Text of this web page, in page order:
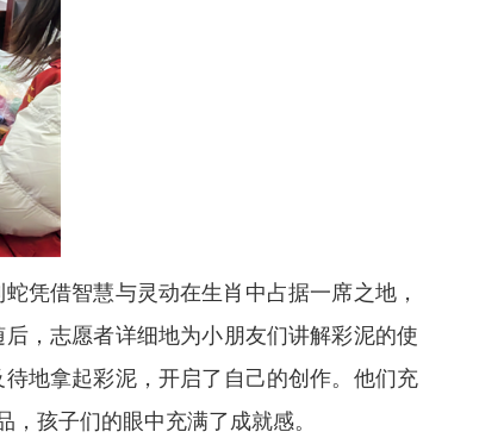
凭借智慧与灵动在生肖中占据一席之地，
，志愿者详细地为小朋友们讲解彩泥的使
地拿起彩泥，开启了自己的创作。他们充
孩子们的眼中充满了成就感。